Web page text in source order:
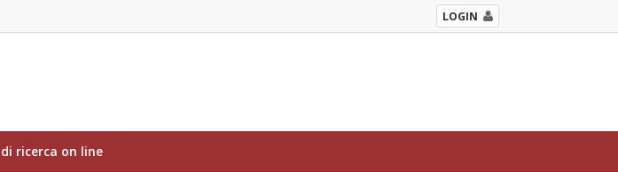
LOGIN
ricerca on line